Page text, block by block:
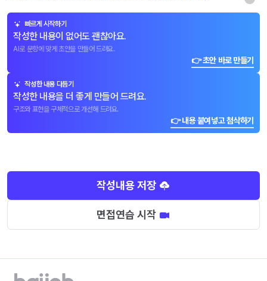
빠르게 시작하기
작성한 내용이 없어도 괜찮아요.
AI로 문항에 맞게 초안을 만들어 드려요.
👉 초안 바로 만들기
작성한 내용 다듬기
작성한 내용을 더 좋게 만들어 드려요.
구조와 표현을 구체적으로 개선해 드려요.
👉 내용 붙여넣고 첨삭하기
작성내용 저장
면접연습 시작